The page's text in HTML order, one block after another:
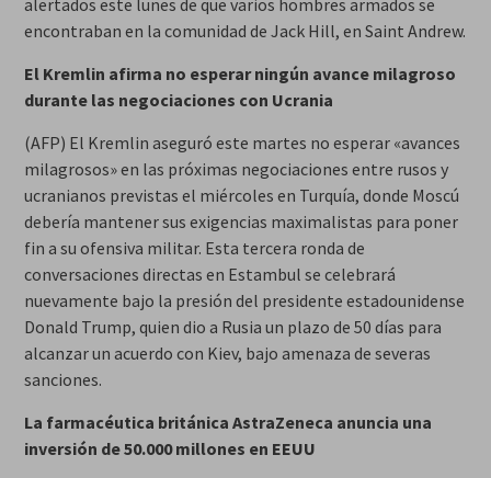
encontraban en la comunidad de Jack Hill, en Saint Andrew.
El Kremlin afirma no esperar ningún avance milagroso
durante las negociaciones con Ucrania
(AFP) El Kremlin aseguró este martes no esperar «avances
milagrosos» en las próximas negociaciones entre rusos y
ucranianos previstas el miércoles en Turquía, donde Moscú
debería mantener sus exigencias maximalistas para poner
fin a su ofensiva militar. Esta tercera ronda de
conversaciones directas en Estambul se celebrará
nuevamente bajo la presión del presidente estadounidense
Donald Trump, quien dio a Rusia un plazo de 50 días para
alcanzar un acuerdo con Kiev, bajo amenaza de severas
sanciones.
La farmacéutica británica AstraZeneca anuncia una
inversión de 50.000 millones en EEUU